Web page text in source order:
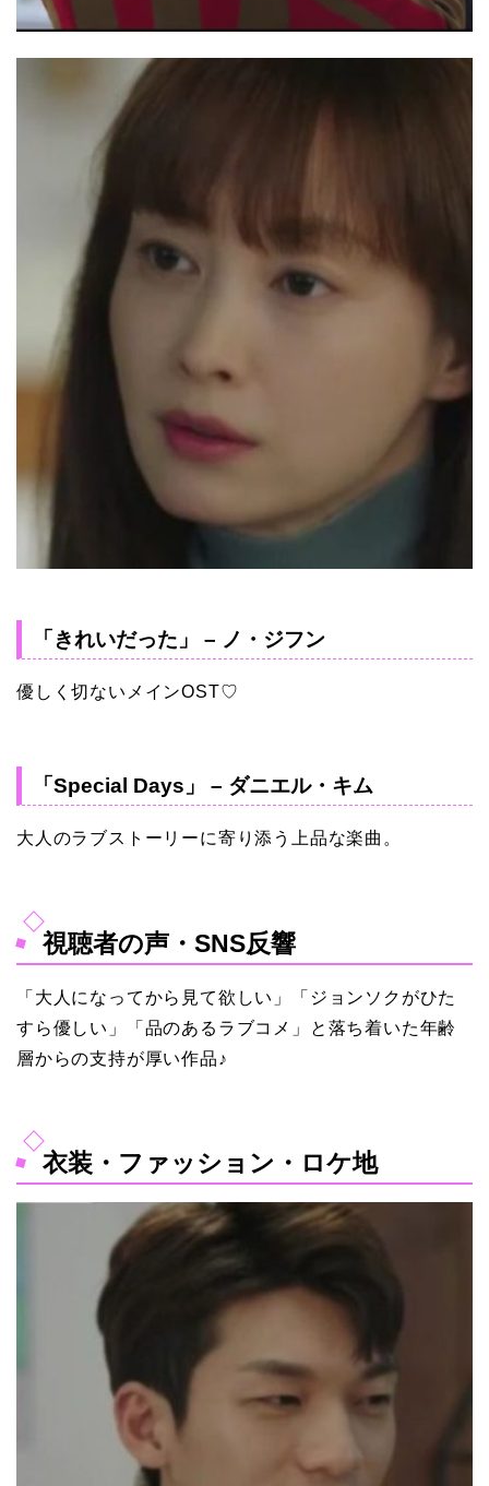
「きれいだった」 – ノ・ジフン
優しく切ないメインOST♡
「Special Days」 – ダニエル・キム
大人のラブストーリーに寄り添う上品な楽曲。
視聴者の声・SNS反響
「大人になってから見て欲しい」「ジョンソクがひた
すら優しい」「品のあるラブコメ」と落ち着いた年齢
層からの支持が厚い作品♪
衣装・ファッション・ロケ地